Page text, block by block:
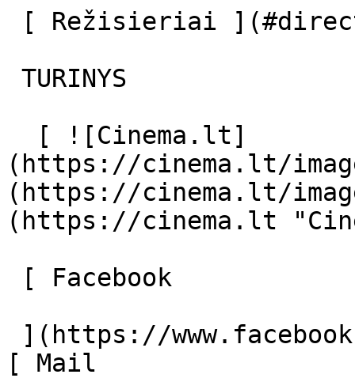
(https://cinema.lt/
(https://cinema.lt/
(https://cinema.lt
[ Mail